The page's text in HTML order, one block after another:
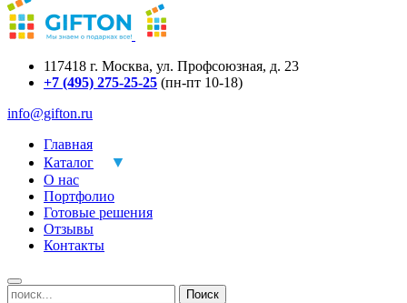
117418 г. Москва, ул. Профсоюзная, д. 23
+7 (495) 275-25-25 (пн-пт 10-18)
info@gifton.ru
Главная
Каталог
О нас
Портфолио
Готовые решения
Отзывы
Контакты
Поиск